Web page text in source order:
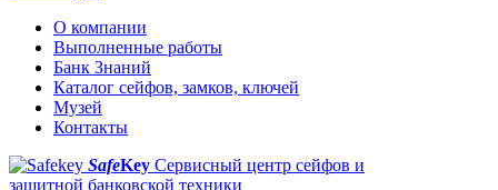
О компании
Выполненные работы
Банк Знаний
Каталог сейфов, замков, ключей
Музей
Контакты
SafeKey Сервисный центр сейфов и
защитной банковской техники